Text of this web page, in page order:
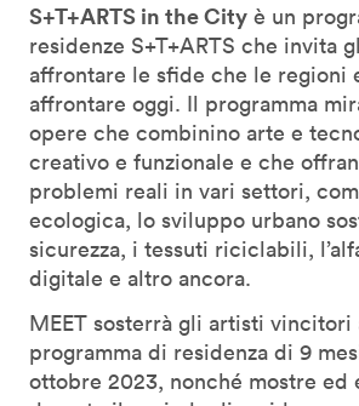
S+T+ARTS in the City è un
residenze S+T+ARTS che invita
affrontare le sfide che le regioni
affrontare oggi. Il programma
opere che combinino arte e
creativo e funzionale e che
problemi reali in vari settori,
ecologica, lo sviluppo urbano
sicurezza, i tessuti riciclabili,
digitale e altro ancora.
MEET sosterrà gli artisti vincitori
programma di residenza di 9
ottobre 2023, nonché mostre ed